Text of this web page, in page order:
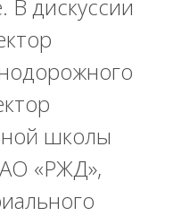
В дискуссии
школы
«РЖД»,